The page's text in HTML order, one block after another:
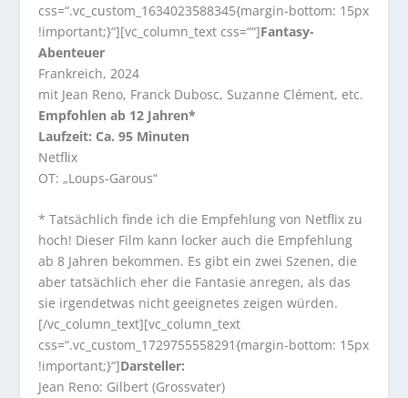
css=“.vc_custom_1634023588345{margin-bottom: 15px
!important;}“][vc_column_text css=““]Fantasy-
Abenteuer
Frankreich, 2024
mit Jean Reno, Franck Dubosc, Suzanne Clément, etc.
Empfohlen ab 12 Jahren*
Laufzeit: Ca. 95 Minuten
Netflix
OT: „Loups-Garous“
* Tatsächlich finde ich die Empfehlung von Netflix zu
hoch! Dieser Film kann locker auch die Empfehlung
ab 8 Jahren bekommen. Es gibt ein zwei Szenen, die
aber tatsächlich eher die Fantasie anregen, als das
sie irgendetwas nicht geeignetes zeigen würden.
[/vc_column_text][vc_column_text
css=“.vc_custom_1729755558291{margin-bottom: 15px
!important;}“]Darsteller:
Jean Reno: Gilbert (Grossvater)